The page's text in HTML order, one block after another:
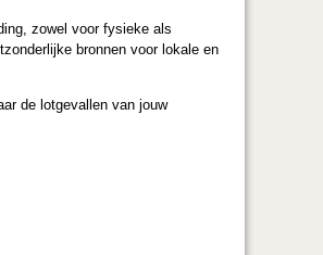
zowel voor fysieke als
bronnen voor lokale en
de lotgevallen van jouw